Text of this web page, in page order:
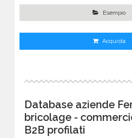
Esempio
Acquista
Database aziende
bricolage -
B2B profilati